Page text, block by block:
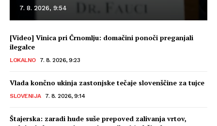
7. 8. 2026, 9:54
[Video] Vinica pri Črnomlju: domačini ponoči preganjali
ilegalce
LOKALNO 7. 8. 2026, 9:23
Vlada končno ukinja zastonjske tečaje slovenščine za tujce
SLOVENIJA 7. 8. 2026, 9:14
Štajerska: zaradi hude suše prepoved zalivanja vrtov,